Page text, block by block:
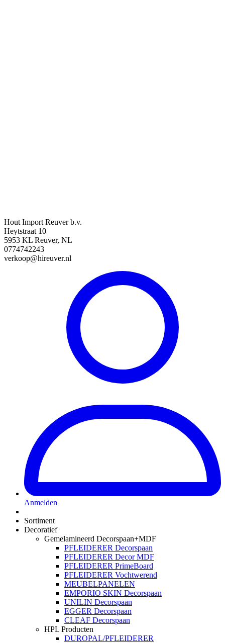
Hout Import Reuver b.v.
Heytstraat 10
5953 KL Reuver, NL
0774742243
verkoop@hireuver.nl
Anmelden
Sortiment
Decoratief
Gemelamineerd Decorspaan+MDF
PFLEIDERER Decorspaan
PFLEIDERER Decor MDF
PFLEIDERER PrimeBoard
PFLEIDERER Vochtwerend
MEUBELPANELEN
EMPORIO SKIN Decorspaan
UNILIN Decorspaan
EGGER Decorspaan
CLEAF Decorspaan
HPL Producten
DUROPAL/PFLEIDERER